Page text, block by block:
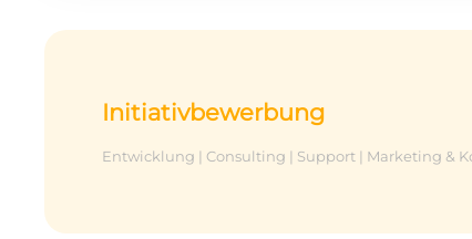
Initiativbewerbung
Entwicklung | Consulting | Support | Marketing &